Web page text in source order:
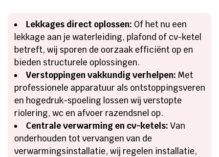
Lekkages direct oplossen: Of het nu een
lekkage aan je waterleiding, plafond of cv-ketel
betreft, wij sporen de oorzaak efficiënt op en
bieden structurele oplossingen.
Verstoppingen vakkundig verhelpen: Met
professionele apparatuur als ontstoppingsveren
en hogedruk-spoeling lossen wij verstopte
riolering, wc en afvoer razendsnel op.
Centrale verwarming en cv-ketels: Van
onderhouden tot vervangen van de
verwarmingsinstallatie, wij regelen installatie,